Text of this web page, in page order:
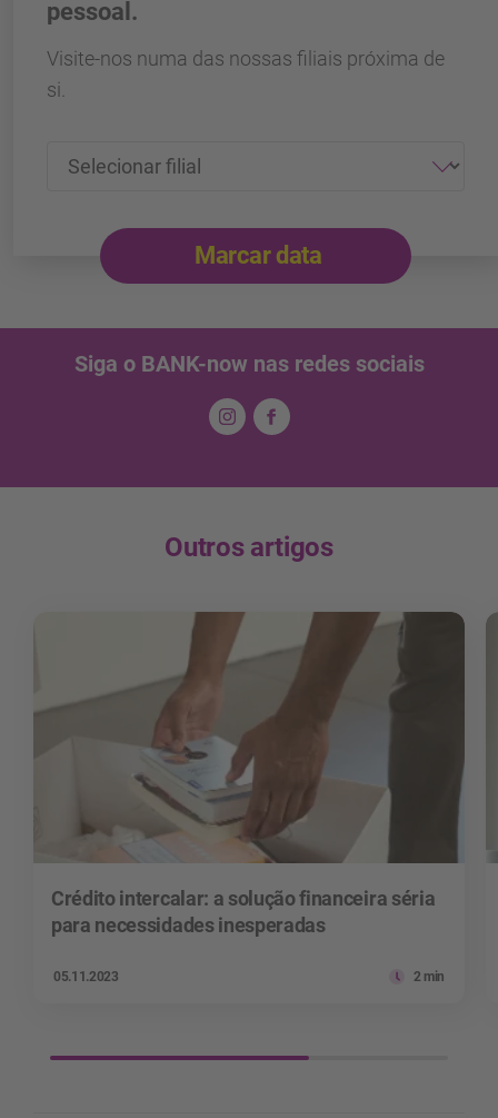
pessoal.
Visite-nos numa das nossas filiais próxima de
si.
Marcar data
Siga o BANK-now nas redes sociais
Outros artigos
Crédito intercalar: a solução financeira séria
para necessidades inesperadas
05.11.2023 2 min